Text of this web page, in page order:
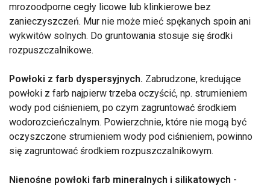
mrozoodporne cegły licowe lub klinkierowe bez
zanieczyszczeń. Mur nie może mieć spękanych spoin ani
wykwitów solnych. Do gruntowania stosuje się środki
rozpuszczalnikowe.
Powłoki z farb dyspersyjnych. Zabrudzone, kredujące
powłoki z farb najpierw trzeba oczyścić, np. strumieniem
wody pod ciśnieniem, po czym zagruntować środkiem
wodorozcieńczalnym. Powierzchnie, które nie mogą być
oczyszczone strumieniem wody pod ciśnieniem, powinno
się zagruntować środkiem rozpuszczalnikowym.
Nienośne powłoki farb mineralnych i silikatowych -